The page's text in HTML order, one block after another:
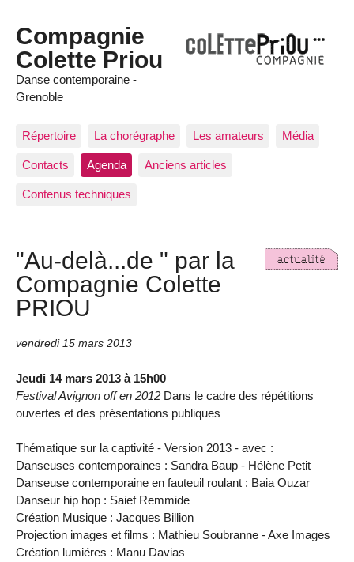
Compagnie
Colette Priou
Danse contemporaine -
Grenoble
Répertoire La chorégraphe Les amateurs Média
Contacts Agenda Anciens articles
Contenus techniques
"Au-delà...de " par la
Compagnie Colette
PRIOU
vendredi 15 mars 2013
Jeudi 14 mars 2013 à 15h00
Festival Avignon off en 2012 Dans le cadre des répétitions
ouvertes et des présentations publiques
Thématique sur la captivité - Version 2013 - avec :
Danseuses contemporaines : Sandra Baup - Hélène Petit
Danseuse contemporaine en fauteuil roulant : Baia Ouzar
Danseur hip hop : Saief Remmide
Création Musique : Jacques Billion
Projection images et films : Mathieu Soubranne - Axe Images
Création lumiéres : Manu Davias